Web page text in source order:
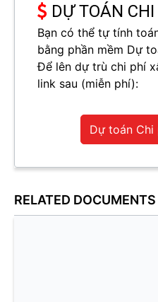
DỰ TOÁN
Bạn có thể tự tính
bằng phần mềm Dự
Để lên dự trù chi phí
link sau (miễn phí):
Dự toán
RELATED DOCUMENTS